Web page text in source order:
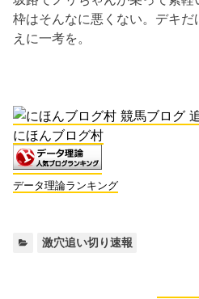
枠はそんなに悪くない。デキ
えに一考を。
にほんブログ村
データ理論ランキング
激穴追い切り速報